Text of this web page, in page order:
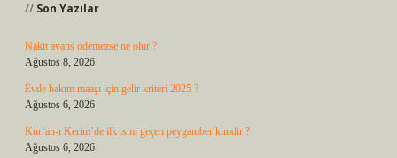
Son Yazılar
Nakit avans ödemezse ne olur ?
Ağustos 8, 2026
Evde bakım maaşı için gelir kriteri 2025 ?
Ağustos 6, 2026
Kur’an-ı Kerim’de ilk ismi geçen peygamber kimdir ?
Ağustos 6, 2026